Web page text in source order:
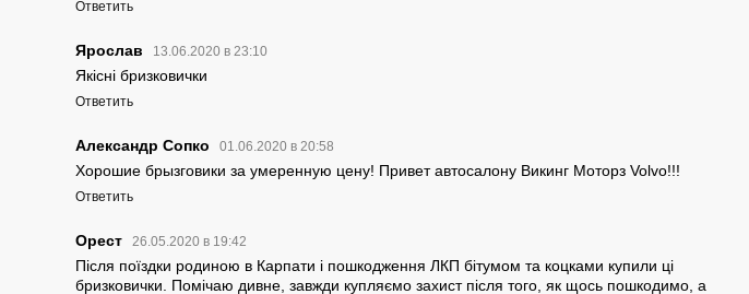
Ответить
Ярослав 13.06.2020 в 23:10
Якісні бризковички
Ответить
Александр Сопко 01.06.2020 в 20:58
Хорошие брызговики за умеренную цену! Привет автосалону Викинг Моторз Volvo!!!
Ответить
Орест 26.05.2020 в 19:42
Після поїздки родиною в Карпати і пошкодження ЛКП бітумом та коцками купили ці
бризковички. Помічаю дивне, завжди купляємо захист після того, як щось пошкодимо, а